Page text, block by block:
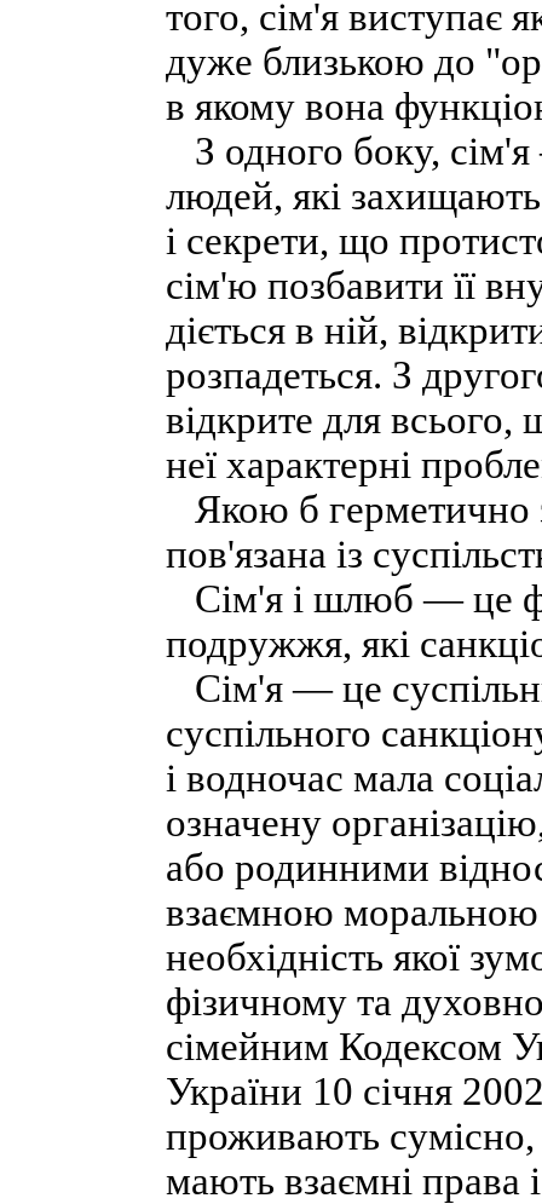
того, сім'я виступає
дуже близькою до
в якому вона
З одного боку,
людей, які захищають
і секрети, що
сім'ю позбавити її
діється в ній,
розпадеться. З
відкрите для всього,
неї характерні
Якою б герметично
пов'язана із
Сім'я і шлюб — це
подружжя, які
Сім'я — це
суспільного
і водночас мала
означену
або родинними
взаємною моральною
необхідність якої
фізичному та
сімейним Кодексом
України 10 січня
проживають сумісно,
мають взаємні права